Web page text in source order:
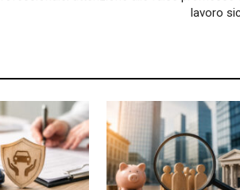
lavoro